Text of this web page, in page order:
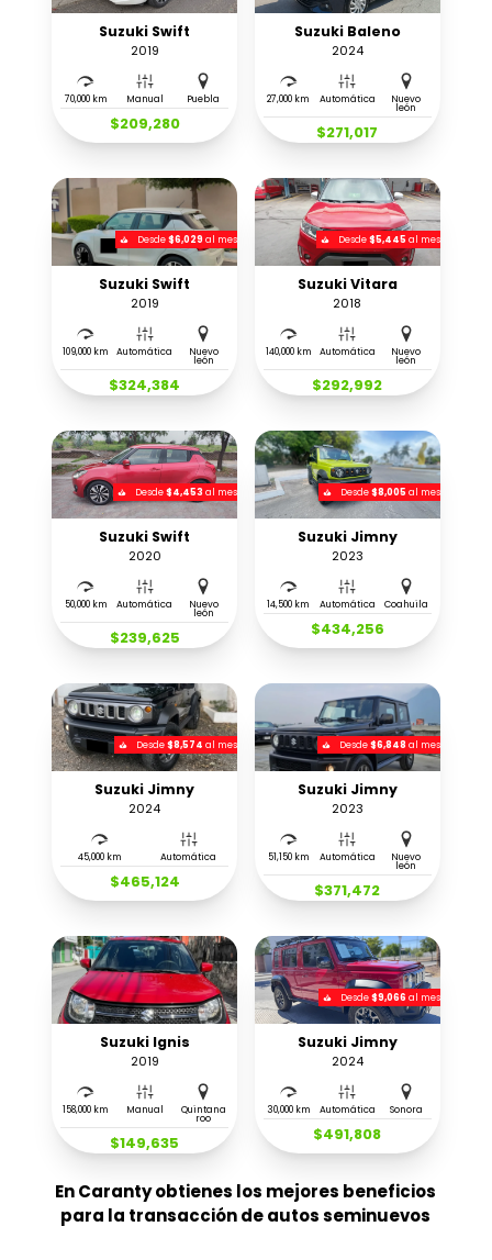
Suzuki Swift
2019
70,000 km Manual Puebla
$209,280
Suzuki Baleno
2024
27,000 km Automática Nuevo
león
$271,017
Desde$6,029al mes
Suzuki Swift
2019
109,000 km Automática Nuevo
león
$324,384
Desde$5,445 al mes
Suzuki Vitara
2018
140,000 km Automática Nuevo
león
$292,992
Desde$4,453 al mes
Suzuki Swift
2020
50,000 km Automática Nuevo
león
$239,625
Desde$8,005 al mes
Suzuki Jimny
2023
14,500 km Automática Coahuila
$434,256
Desde$8,574 al mes
Suzuki Jimny
2024
45,000 km Automática
$465,124
Desde$6,848 al mes
Suzuki Jimny
2023
51,150 km Automática Nuevo
león
$371,472
Suzuki Ignis
2019
158,000 km Manual Quintana
roo
$149,635
Desde$9,066 al mes
Suzuki Jimny
2024
30,000 km Automática Sonora
$491,808
En Caranty obtienes los mejores beneficios
para la transacción de autos seminuevos